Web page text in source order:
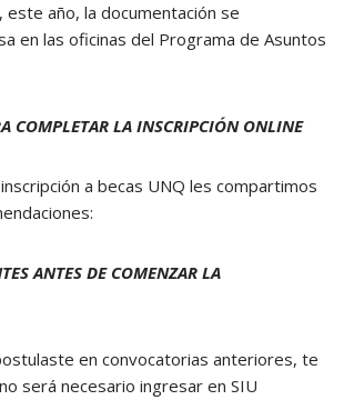
año, la documentación se
en las oficinas del Programa de Asuntos
COMPLETAR LA INSCRIPCIÓN ONLINE
a becas UNQ les compartimos
ANTES DE COMENZAR LA
en convocatorias anteriores, te
será necesario ingresar en SIU